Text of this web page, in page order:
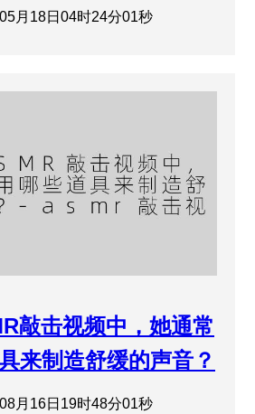
月18日04时24分01秒
敲击视频中，她通常
来制造舒缓的声音？
月16日19时48分01秒